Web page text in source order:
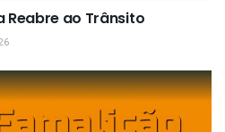
Reabre ao Trânsito